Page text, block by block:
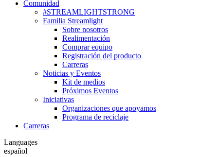
Comunidad
#STREAMLIGHTSTRONG
Familia Streamlight
Sobre nosotros
Realimentación
Comprar equipo
Registración del producto
Carreras
Noticias y Eventos
Kit de medios
Próximos Eventos
Iniciativas
Organizaciones que apoyamos
Programa de reciclaje
Carreras
Languages
español